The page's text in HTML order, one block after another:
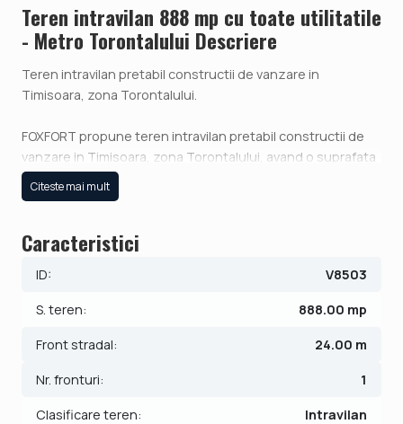
Teren intravilan 888 mp cu toate utilitatile
- Metro Torontalului Descriere
Teren intravilan pretabil constructii de vanzare in
Timisoara, zona Torontalului.
FOXFORT propune teren intravilan pretabil constructii de
vanzare in Timisoara, zona Torontalului, avand o suprafata
de 888 mp, numar fronturi 1 si deschiderea de 24 ml la
strada.
Se accepta ca si modalitate de plata surse proprii sau
ID intern: V8503
Citeste mai mult
Caracteristici
ID: V8503
S. teren: 888.00 mp
Front stradal: 24.00 m
Nr. fronturi: 1
Clasificare teren: Intravilan